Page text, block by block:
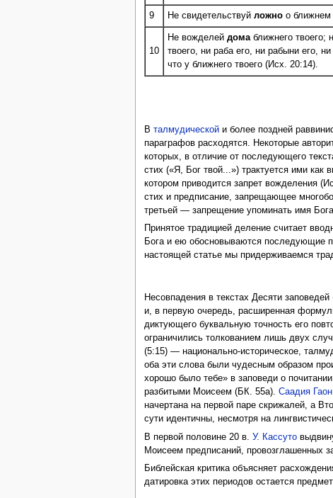
9 Не свидетельствуйложно о ближнем
10
Не вожделейдомаближнего твоего;
твоего, ни раба его, ни рабыни его,
что у ближнего твоего (Исх. 20:14).
Вталмудической и более поздней
параграфов расходятся. Некоторые
которых, в отличие от последующего
стих («Я, Бог твой...») трактуется ими как
котором приводится запрет вожделения
стих и предписание, запрещающее
третьей — запрещение упоминать имя
Принятое традицией деление считает
Бога и ею обосновываются последующие
настоящей статье мы придерживаемся
Несовпадения в текстах Десяти
и, в первую очередь, расширенная
диктующего буквальную точность его
ограничились толкованием лишь двух
(5:15) — национально-историческое,
оба эти слова были чудесным образом
хорошо было тебе» в заповеди о
разбитыми Моисеем (БК. 55а).Саадия Гаон
начертана на первой паре скрижалей, а
сути идентичны, несмотря на
В первой половине 20 в.У. Кассуто
Моисеем предписаний, провозглашенных
Библейская критика объясняет
датировка этих периодов остается